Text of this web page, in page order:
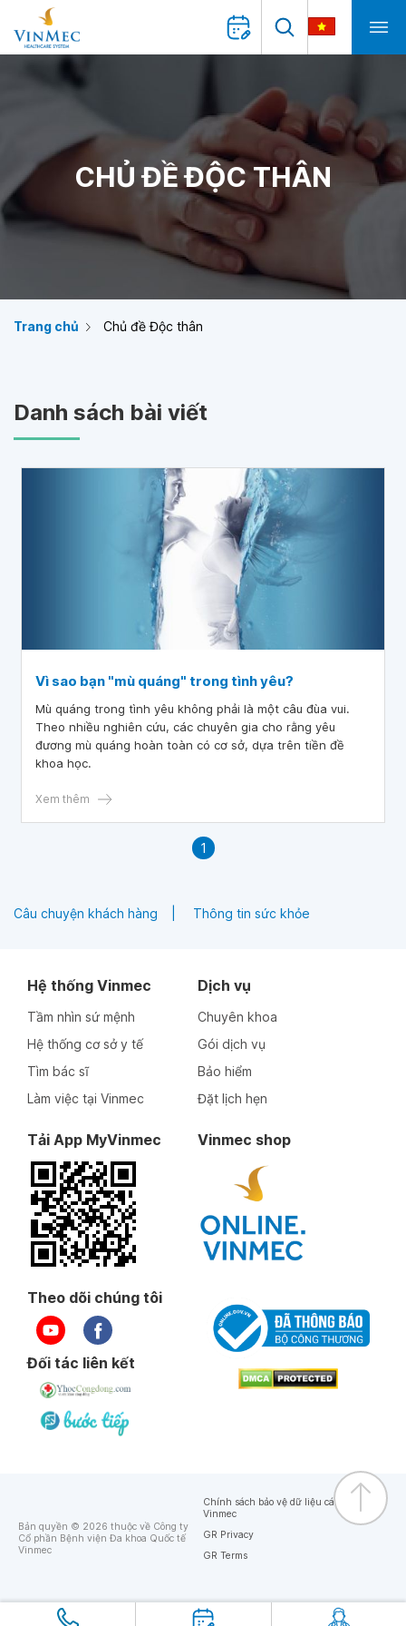
CHỦ ĐỀ ĐỘC THÂN
Trang chủ Chủ đề Độc thân
Danh sách bài viết
Vì sao bạn "mù quáng" trong tình yêu?
Mù quáng trong tình yêu không phải là một câu đùa vui.
Theo nhiều nghiên cứu, các chuyên gia cho rằng yêu
đương mù quáng hoàn toàn có cơ sở, dựa trên tiền đề
khoa học.
Xem thêm
1
Câu chuyện khách hàng Thông tin sức khỏe
Hệ thống Vinmec
Tầm nhìn sứ mệnh
Hệ thống cơ sở y tế
Tìm bác sĩ
Làm việc tại Vinmec
Dịch vụ
Chuyên khoa
Gói dịch vụ
Bảo hiểm
Đặt lịch hẹn
Tải App MyVinmec Vinmec shop
Theo dõi chúng tôi
Đối tác liên kết
Bản quyền © 2026 thuộc về Công ty
Cổ phần Bệnh viện Đa khoa Quốc tế
Vinmec
Chính sách bảo vệ dữ liệu cá nhân của
Vinmec
GR Privacy
GR Terms